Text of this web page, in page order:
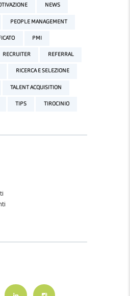
NEWS
PEOPLE MANAGEMENT
PMI
RECRUITER REFERRAL
RICERCA E SELEZIONE
TALENT ACQUISITION
TIPS TIROCINIO